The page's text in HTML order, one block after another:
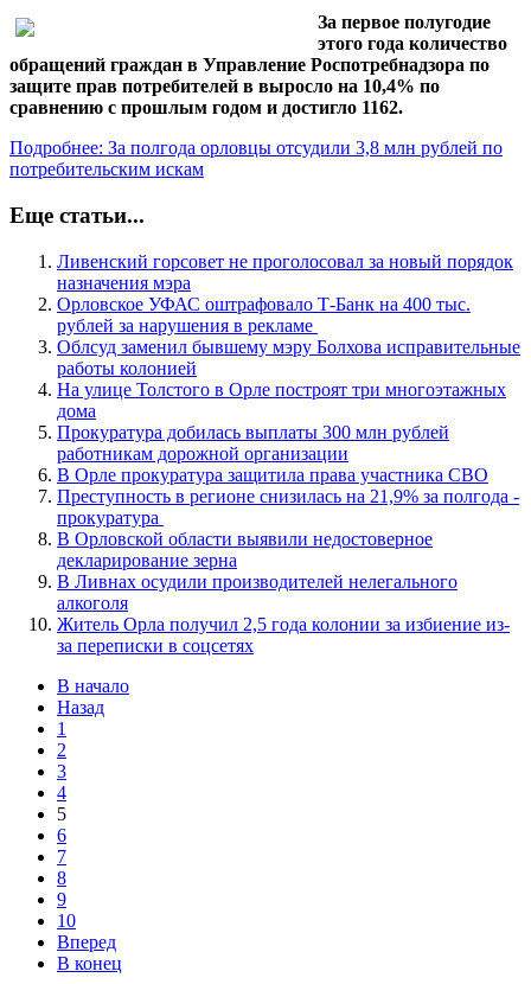
За первое полугодие
этого года количество
обращений граждан в Управление Роспотребнадзора по
защите прав потребителей в выросло на 10,4% по
сравнению с прошлым годом и достигло 1162.
Подробнее: За полгода орловцы отсудили 3,8 млн рублей по
потребительским искам
Еще статьи...
Ливенский горсовет не проголосовал за новый порядок
назначения мэра
Орловское УФАС оштрафовало Т-Банк на 400 тыс.
рублей за нарушения в рекламе
Облсуд заменил бывшему мэру Болхова исправительные
работы колонией
На улице Толстого в Орле построят три многоэтажных
дома
Прокуратура добилась выплаты 300 млн рублей
работникам дорожной организации
В Орле прокуратура защитила права участника СВО
Преступность в регионе снизилась на 21,9% за полгода -
прокуратура
В Орловской области выявили недостоверное
декларирование зерна
В Ливнах осудили производителей нелегального
алкоголя
Житель Орла получил 2,5 года колонии за избиение из-
за переписки в соцсетях
В начало
Назад
1
2
3
4
5
6
7
8
9
10
Вперед
В конец